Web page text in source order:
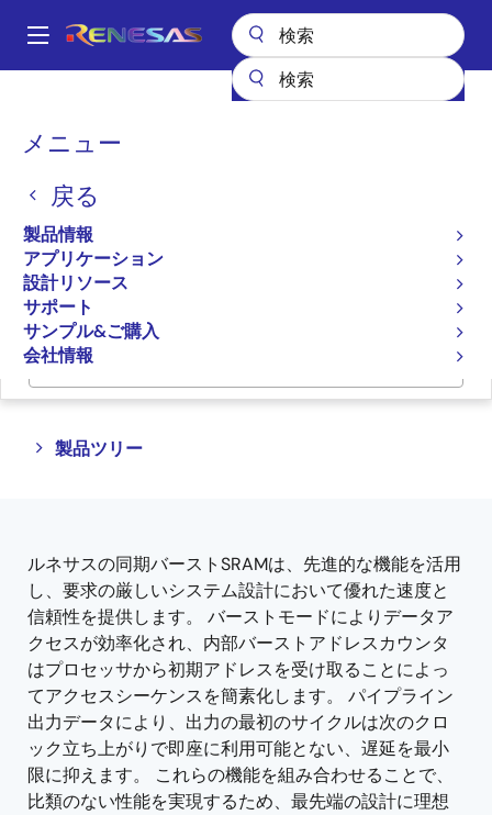
ン
Main
メニュー
戻る
製品情報
アプリケーション
設計リソース
サポート
サンプル&ご購入
会社情報
パ
く
ず
SRAM 同期バースト
同期バーストSRAM
ページセクションへ移動：
製品ツリー
Close
Open
ルネサスの同期バーストSRAMは、先進的な機能を活用
し、要求の厳しいシステム設計において優れた速度と
信頼性を提供します。 バーストモードによりデータア
クセスが効率化され、内部バーストアドレスカウンタ
はプロセッサから初期アドレスを受け取ることによっ
てアクセスシーケンスを簡素化します。 パイプライン
出力データにより、出力の最初のサイクルは次のクロ
ック立ち上がりで即座に利用可能とない、遅延を最小
限に抑えます。 これらの機能を組み合わせることで、
比類のない性能を実現するため、最先端の設計に理想